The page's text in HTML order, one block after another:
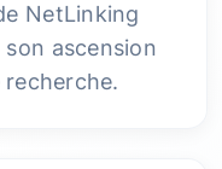
NetLinking
ascension